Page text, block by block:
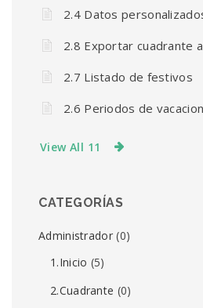
2.4 Datos
2.8 Exportar cuadrante
2.7 Listado de festivos
2.6 Periodos de
View All 11
CATEGORÍAS
Administrador(0)
1.Inicio (5)
2.Cuadrante (0)